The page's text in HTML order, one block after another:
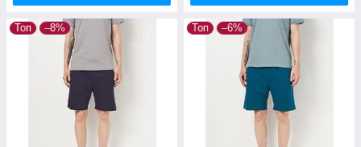
Топ –8% Топ –6%